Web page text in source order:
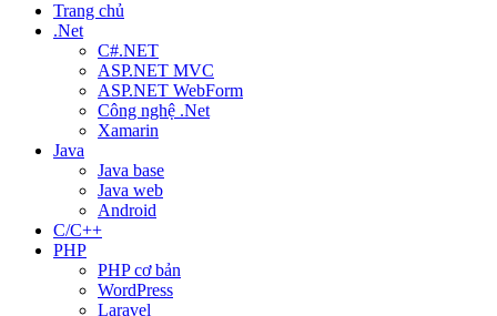
Trang chủ
.Net
C#.NET
ASP.NET MVC
ASP.NET WebForm
Công nghệ .Net
Xamarin
Java
Java base
Java web
Android
C/C++
PHP
PHP cơ bản
WordPress
Laravel